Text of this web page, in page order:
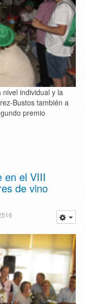
nivel individual y la
Bustos también a
premio
en el VIII
de vino